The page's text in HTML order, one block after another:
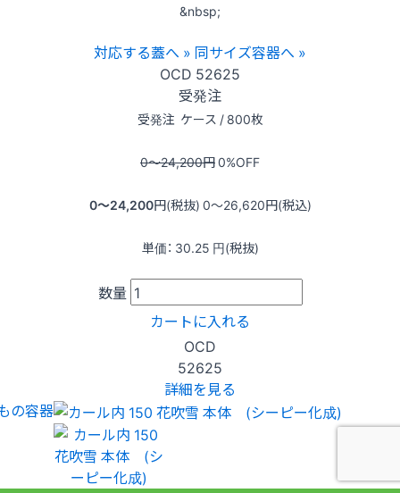
&nbsp;
対応する蓋へ » 同サイズ容器へ »
OCD 52625
受発注
受発注 ケース / 800枚
0〜24,200円0%OFF
0〜24,200円(税抜) 0〜26,620円(税込)
単価： 30.25 円(税抜)
数量
カートに入れる
OCD
52625
詳細を見る
の容器